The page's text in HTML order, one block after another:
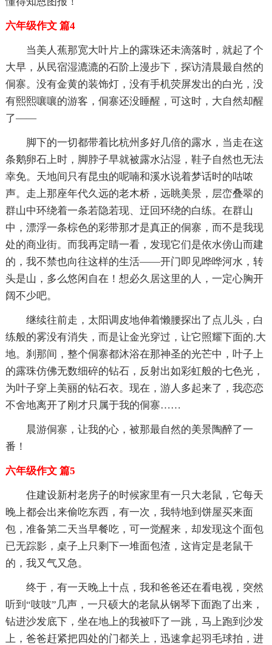
六年级作文 篇4
当美人蕉那宽大叶片上的露珠还未滴落时，就起了个
大早，从民宿湿漉漉的石阶上漫步下，探访清晨最自然的
侗寨。没有金黄的装饰灯，没有手机荧屏发出的白光，没
有熙熙嚷嚷的游客，侗寨还没睡醒，可这时，大自然却醒
了——
脚下的一切都带着比杭州多好几倍的露水，当走在这
条鹅卵石上时，脚脖子早就被露水沾湿，鞋子自然也无法
幸免。天地间只有昆虫的呢喃和溪水说着梦话时的咕哝
声。走上那座年代久远的老木桥，远眺美景，层峦叠翠的
群山中环绕着一条若隐若现、迂回环绕的白练。在群山
中，漂浮一条棕色的彩带那才是真正的侗寨，而不是我现
处的商业街。而我再定睛一看，发现它们是依水傍山而建
的，我不禁也向往这样的生活——开门即见哗哗河水，转
头是山，多么悠闲自在！想必久居这里的人，一定心胸开
阔不少吧。
继续往前走，太阳调皮地伸着懒腰探出了点儿头，白
练般的雾没有消失，而是让金光穿过，让它照耀下面的.大
地。刹那间，整个侗寨都沐浴在那神圣的光芒中，叶子上
的露珠仿佛无数细碎的钻石，反射出如彩虹般的七色光，
为叶子穿上美丽的钻石衣。现在，游人多起来了，我恋恋
不舍地离开了刚才只属于我的侗寨……
晨游侗寨，让我的心，被那最自然的美景陶醉了一
番！
六年级作文 篇5
住建设新村老房子的时候家里有一只大老鼠，它每天
晚上都会出来偷吃东西，有一次，我特地到饼屋买来面
包，准备第二天当早餐吃，可一觉醒来，却发现这个面包
已无踪影，桌子上只剩下一堆面包渣，这肯定是老鼠干
的，我又气又急。
终于，有一天晚上十点，我和爸爸还在看电视，突然
听到“吱吱”几声，一只硕大的老鼠从钢琴下面跑了出来，
钻进沙发底下，坐在地上的我被吓了一跳，马上跑到沙发
上，爸爸赶紧把四处的门都关上，迅速拿起羽毛球拍，进